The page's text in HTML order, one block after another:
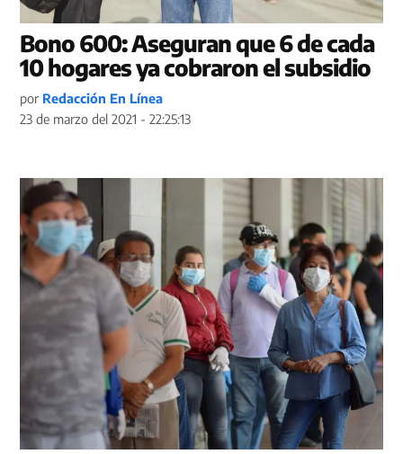
Bono 600: Aseguran que 6 de cada
10 hogares ya cobraron el subsidio
por Redacción En Línea
23 de marzo del 2021 - 22:25:13